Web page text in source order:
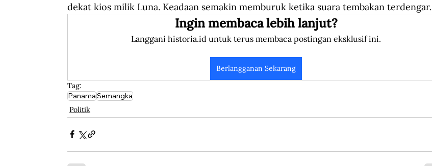
dekat kios milik Luna. Keadaan semakin memburuk ketika suara tembakan terdengar.
Ingin membaca lebih lanjut?
Langgani historia.id untuk terus membaca postingan eksklusif ini.
Berlangganan Sekarang
Tag:
PanamaSemangka
Politik